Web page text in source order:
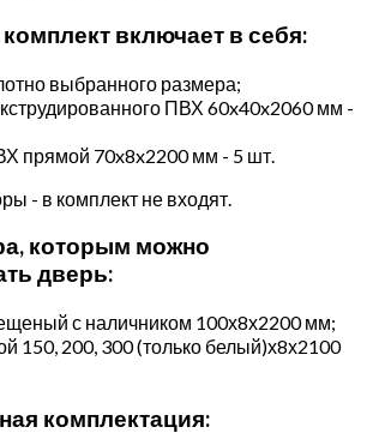
включает в себя:
выбранного размера;
ПВХ 60x40x2060 мм -
прямой 70x8x2200 мм - 5 шт.
- в комплект не входят.
которым можно
дверь:
с наличником 100х8х2200 мм;
150, 200, 300 (только белый)х8х2100
комплектация: